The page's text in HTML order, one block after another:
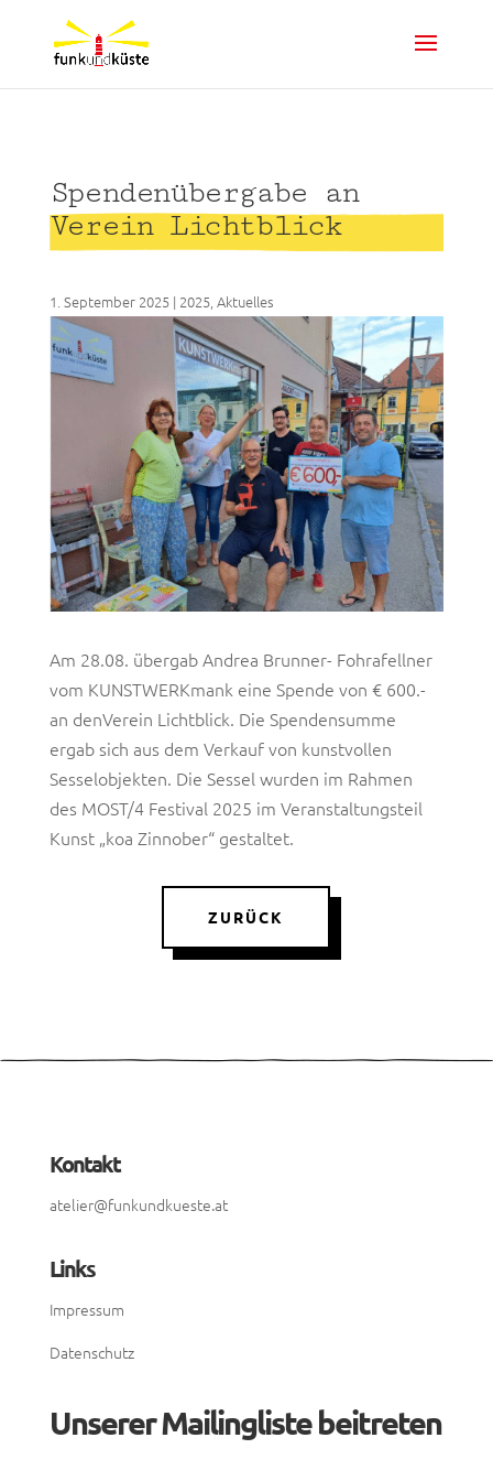
Spendenübergabe an
Verein Lichtblick
1. September 2025| 2025, Aktuelles
Am 28.08. übergab Andrea Brunner- Fohrafellner
vom KUNSTWERKmank eine Spende von € 600.-
an denVerein Lichtblick. Die Spendensumme
ergab sich aus dem Verkauf von kunstvollen
Sesselobjekten. Die Sessel wurden im Rahmen
des MOST/4 Festival 2025 im Veranstaltungsteil
Kunst „koa Zinnober“ gestaltet.
ZURÜCK
Kontakt
atelier@funkundkueste.at
Links
Impressum
Datenschutz
Unserer Mailingliste beitreten